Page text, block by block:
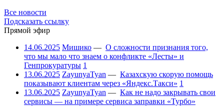
Все новости
Подсказать ссылку
Прямой эфир
14.06.2025 Мишико — О сложности признания того,
что мы мало что знаем о конфликте «Лесты» и
Генпрокуратуры 1
13.06.2025 ZayunyaTyan — Казахскую скорую помощь
показывают клиентам через «Яндекс.Такси» 1
13.06.2025 ZayunyaTyan — Как не надо закрывать свои
сервисы — на примере сервиса заправки «Турбо»